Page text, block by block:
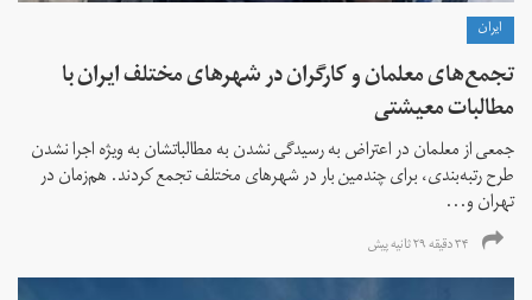
ايران
تجمع‌های معلمان و کارگران در شهرهای مختلف ایران با
مطالبات معیشتی
جمعی از معلمان در اعتراض به رسیدگی نشدن به مطالباتشان به ویژه اجرا نشدن
طرح رتبه‌بندی، برای چندمین بار در شهرهای مختلف تجمع کردند. هم‌زمان در
تهران و...
۳۴ دقیقه ۲۹ ثانیه پیش